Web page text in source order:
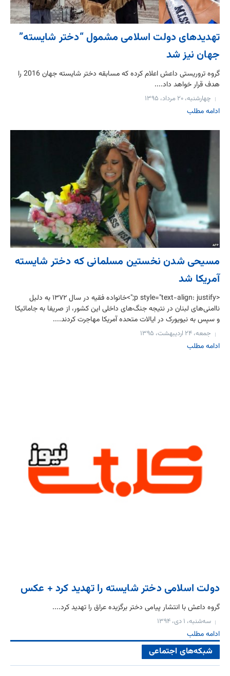
تهدیدهای دولت اسلامی مشمول “دختر شایسته”
جهان نیز شد
گروه تروریستی داعش اعلام کرده که مسابقه دختر شایسته جهان 2016 را
هدف قرار خواهد داد....
چهارشنبه، ۲۰ مرداد، ۱۳۹۵
ادامه مطلب
مسیحی شدن نخستین مسلمانی که دختر شایسته
آمریکا شد
<p style="text-align: justify;">خانواده فقیه در سال ۱۳۷۲ به دلیل
نا‌امنی‌های لبنان در نتیجه جنگ‌های داخلی این کشور، از صریفا به جامائیکا
و سپس به نیویورک در ایالات متحده آمریکا مهاجرت کردند....
جمعه، ۲۴ اردیبهشت، ۱۳۹۵
ادامه مطلب
دولت اسلامی دختر شایسته را تهدید کرد + عکس
گروه داعش با انتشار پیامی دختر برگزیده عراق را تهدید کرد....
سه‌شنبه، ۱ دی، ۱۳۹۴
ادامه مطلب
شبکه‌های اجتماعی